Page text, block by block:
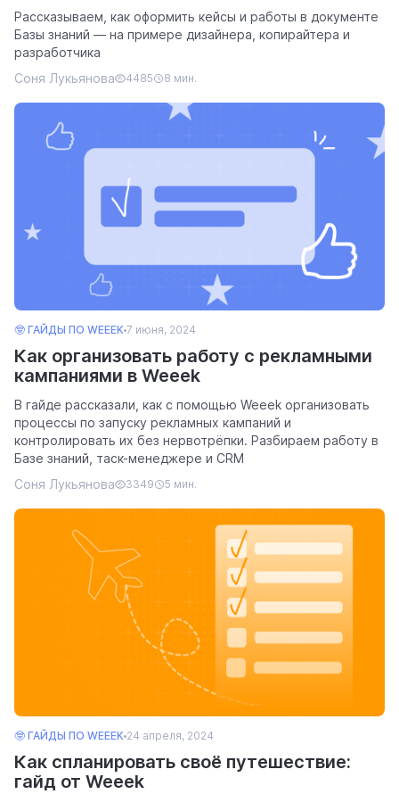
Рассказываем, как оформить кейсы и работы в документе
Базы знаний — на примере дизайнера, копирайтера и
разработчика
Соня Лукьянова
4485 8 мин.
🤓 ГАЙДЫ ПО WEEEK 7 июня, 2024
Как организовать работу с рекламными
кампаниями в Weeek
В гайде рассказали, как с помощью Weeek организовать
процессы по запуску рекламных кампаний и
контролировать их без нервотрёпки. Разбираем работу в
Базе знаний, таск-менеджере и CRM
Соня Лукьянова
3349 5 мин.
🤓 ГАЙДЫ ПО WEEEK 24 апреля, 2024
Как спланировать своё путешествие:
гайд от Weeek